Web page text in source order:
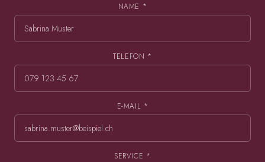
NAME *
TELEFON *
E-MAIL *
SERVICE *